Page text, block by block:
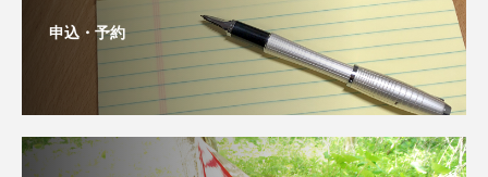
申込・予約